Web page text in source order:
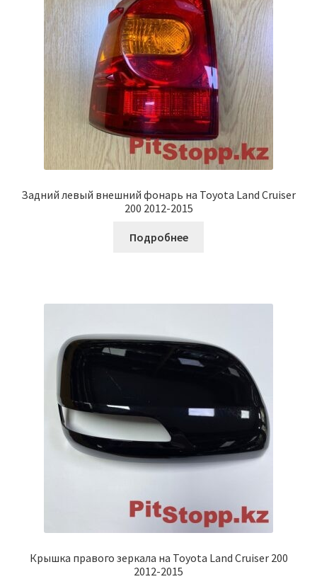
Задний левый внешний фонарь на Toyota Land Cruiser
200 2012-2015
Подробнее
Крышка правого зеркала на Toyota Land Cruiser 200
2012-2015